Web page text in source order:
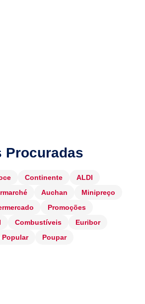
Procuradas
Continente
ALDI
Auchan
Minipreço
Promoções
Combustíveis
Euribor
Popular Poupar